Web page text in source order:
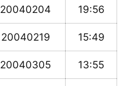
20040204 19:56
20040219 15:49
20040305 13:55